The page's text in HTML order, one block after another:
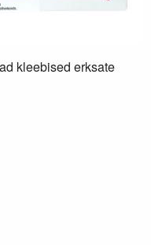
kleebised erksate